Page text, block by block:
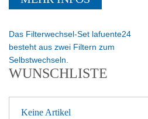
Das Filterwechsel-Set lafuente24
besteht aus zwei Filtern zum
Selbstwechseln.
WUNSCHLISTE
Keine Artikel